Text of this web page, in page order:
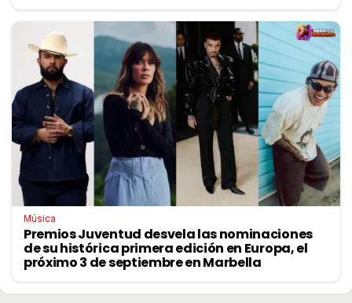
Música
Premios Juventud desvela las nominaciones
de su histórica primera edición en Europa, el
próximo 3 de septiembre en Marbella